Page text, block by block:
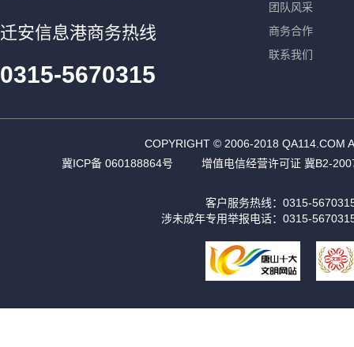
迁安信息港商务热线
0315-5670315
团队风采
商务合作
联系我们
COPYRIGHT © 2006-2018 QA114.COM
冀ICP备 060188864号
增值电信经营许可证 冀B2-
客户服务热线：0315-
涉未成年专用举报电话：0315-